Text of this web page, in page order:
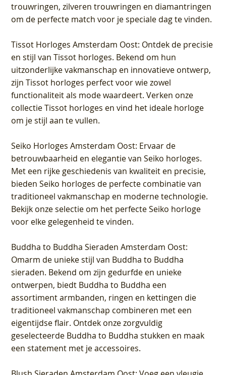
trouwringen, zilveren trouwringen en diamantringen
om de perfecte match voor je speciale dag te vinden.
Tissot Horloges Amsterdam Oost: Ontdek de precisie
en stijl van Tissot horloges. Bekend om hun
uitzonderlijke vakmanschap en innovatieve ontwerp,
zijn Tissot horloges perfect voor wie zowel
functionaliteit als mode waardeert. Verken onze
collectie Tissot horloges en vind het ideale horloge
om je stijl aan te vullen.
Seiko Horloges Amsterdam Oost: Ervaar de
betrouwbaarheid en elegantie van Seiko horloges.
Met een rijke geschiedenis van kwaliteit en precisie,
bieden Seiko horloges de perfecte combinatie van
traditioneel vakmanschap en moderne technologie.
Bekijk onze selectie om het perfecte Seiko horloge
voor elke gelegenheid te vinden.
Buddha to Buddha Sieraden Amsterdam Oost:
Omarm de unieke stijl van Buddha to Buddha
sieraden. Bekend om zijn gedurfde en unieke
ontwerpen, biedt Buddha to Buddha een
assortiment armbanden, ringen en kettingen die
traditioneel vakmanschap combineren met een
eigentijdse flair. Ontdek onze zorgvuldig
geselecteerde Buddha to Buddha stukken en maak
een statement met je accessoires.